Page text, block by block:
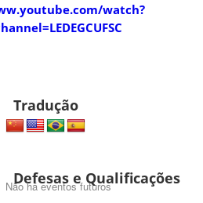
watch?
Tradução
Defesas e Qualificações
Não há eventos futuros